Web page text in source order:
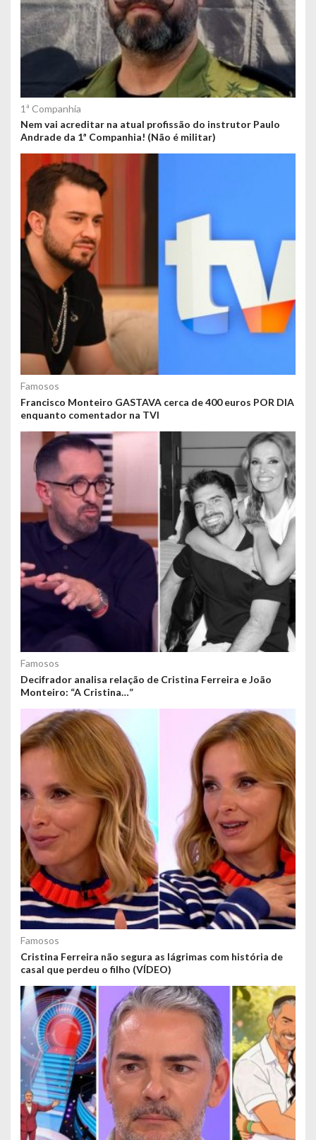
1ª Companhia
Nem vai acreditar na atual profissão do instrutor Paulo
Andrade da 1ª Companhia! (Não é militar)
Famosos
Francisco Monteiro GASTAVA cerca de 400 euros POR DIA
enquanto comentador na TVI
Famosos
Decifrador analisa relação de Cristina Ferreira e João
Monteiro: “A Cristina…”
Famosos
Cristina Ferreira não segura as lágrimas com história de
casal que perdeu o filho (VÍDEO)